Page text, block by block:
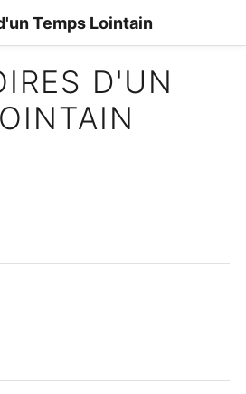
Temps Lointain
D'UN